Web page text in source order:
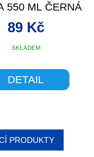
550 ML ČERNÁ
SKLADEM
89 Kč
DETAIL
PRODUKTY